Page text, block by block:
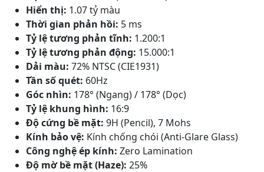
Hiển thị: 1.07 tỷ màu
Thời gian phản hồi: 5 ms
Tỷ lệ tương phản tĩnh: 1.200:1
Tỷ lệ tương phản động: 15.000:1
Dải màu: 72% NTSC (CIE1931)
Tần số quét: 60Hz
Góc nhìn: 178° (Ngang) / 178° (Dọc)
Tỷ lệ khung hình: 16:9
Độ cứng bề mặt: 9H (Pencil), 7 Mohs
Kính bảo vệ: Kính chống chói (Anti-Glare Glass)
Công nghệ ép kính: Zero Lamination
Độ mờ bề mặt (Haze): 25%